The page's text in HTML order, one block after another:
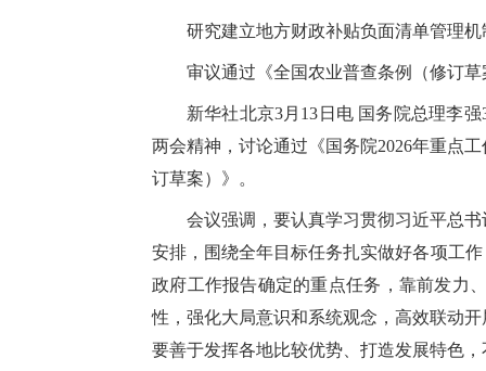
研究建立地方财政补贴负面清单管理机
审议通过《全国农业普查条例（修订草
新华社北京3月13日电 国务院总理李
两会精神，讨论通过《国务院2026年重点
订草案）》。
会议强调，要认真学习贯彻习近平总
安排，围绕全年目标任务扎实做好各项工
政府工作报告确定的重点任务，靠前发力
性，强化大局意识和系统观念，高效联动
要善于发挥各地比较优势、打造发展特色